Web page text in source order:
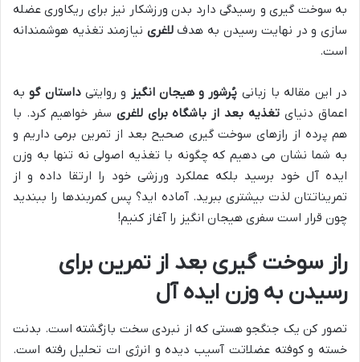
به سوخت گیری و رسیدگی دارد بدن ورزشکار نیز برای ریکاوری عضله
سازی و در نهایت رسیدن به هدفلاغری نیازمند تغذیه هوشمندانه
است.
در این مقاله با زبانی پُرشور و هیجان انگیز و روایتیداستان گوبه
اعماق دنیای تغذیه بعد از باشگاه برای لاغری سفر خواهیم کرد. با
هم پرده از رازهای سوخت گیری صحیح بعد از تمرین برمی داریم و
به شما نشان می دهیم که چگونه با تغذیه اصولی نه تنها به وزن
ایده آل خود برسید بلکه عملکرد ورزشی خود را ارتقا داده و از
تمریناتتان لذت بیشتری ببرید. آماده اید؟ پس کمربندها را ببندید
چون قرار است سفری هیجان انگیز را آغاز کنیم!
راز سوخت گیری بعد از تمرین برای
رسیدن به وزن ایده آل
تصور کن یک جنگجو هستی که از نبردی سخت بازگشته است. بدنت
خسته و کوفته عضلاتت آسیب دیده و انرژی ات تحلیل رفته است.